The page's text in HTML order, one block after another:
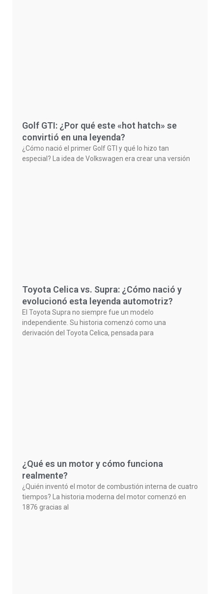
Golf GTI: ¿Por qué este «hot hatch» se
convirtió en una leyenda?
¿Cómo nació el primer Golf GTI y qué lo hizo tan
especial? La idea de Volkswagen era crear una versión
Toyota Celica vs. Supra: ¿Cómo nació y
evolucionó esta leyenda automotriz?
El Toyota Supra no siempre fue un modelo
independiente. Su historia comenzó como una
derivación del Toyota Celica, pensada para
¿Qué es un motor y cómo funciona
realmente?
¿Quién inventó el motor de combustión interna de cuatro
tiempos? La historia moderna del motor comenzó en
1876 gracias al